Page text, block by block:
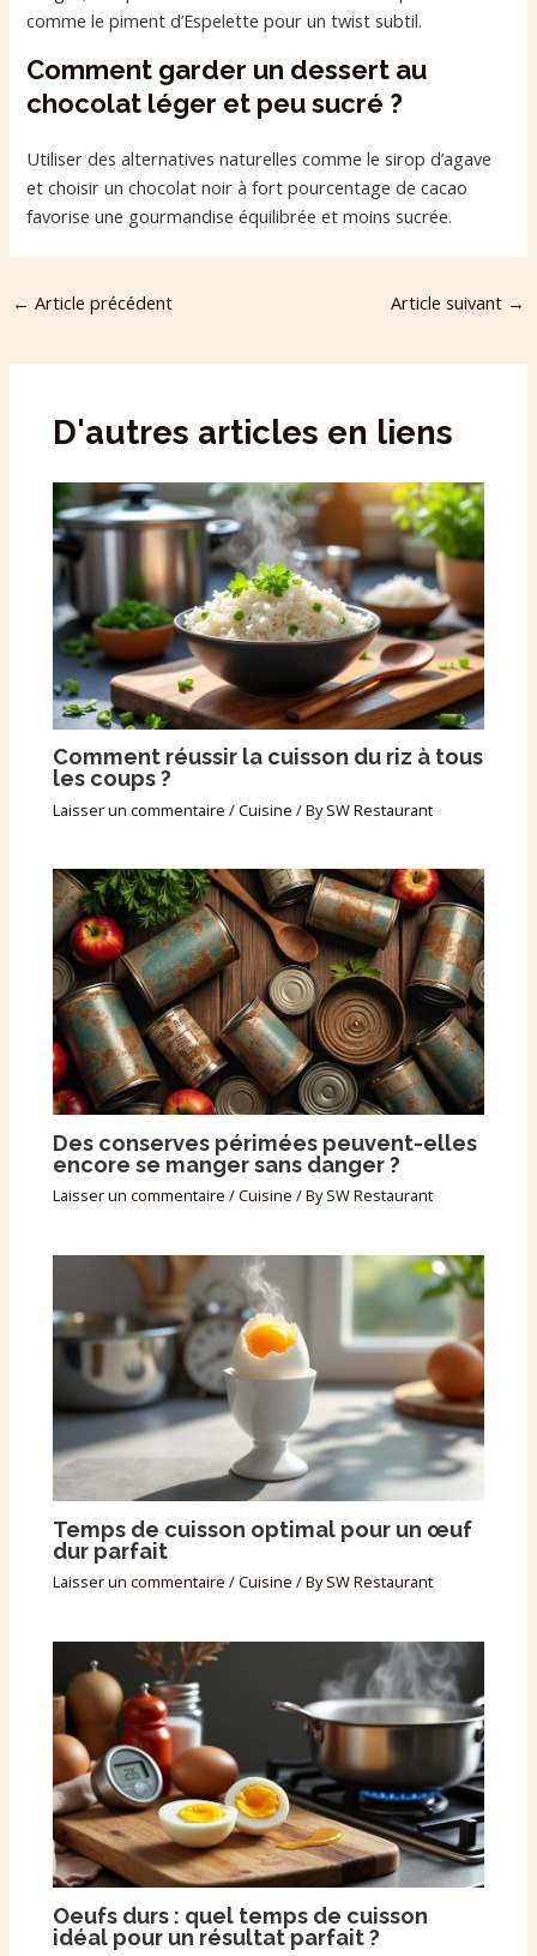
comme le piment d’Espelette pour un twist subtil.
Comment garder un dessert au
chocolat léger et peu sucré ?
Utiliser des alternatives naturelles comme le sirop d’agave
et choisir un chocolat noir à fort pourcentage de cacao
favorise une gourmandise équilibrée et moins sucrée.
← Article précédent Article suivant →
D'autres articles en liens
Comment réussir la cuisson du riz à tous
les coups ?
Laisser un commentaire /Cuisine / BySW Restaurant
Des conserves périmées peuvent-elles
encore se manger sans danger ?
Laisser un commentaire /Cuisine / BySW Restaurant
Temps de cuisson optimal pour un œuf
dur parfait
Laisser un commentaire /Cuisine / BySW Restaurant
Oeufs durs : quel temps de cuisson
idéal pour un résultat parfait ?